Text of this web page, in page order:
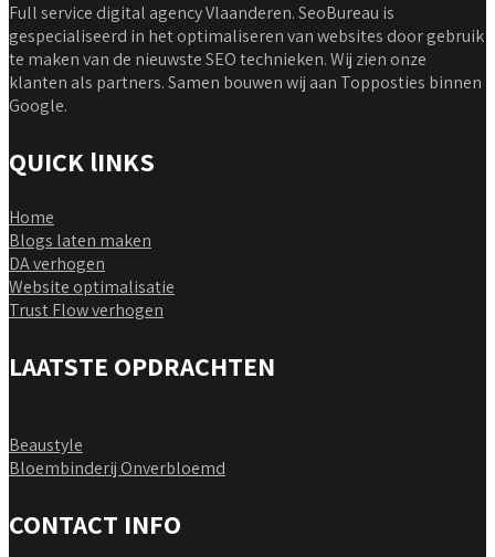
Full service digital agency Vlaanderen. SeoBureau is
gespecialiseerd in het optimaliseren van websites door gebruik
te maken van de nieuwste SEO technieken. Wij zien onze
klanten als partners. Samen bouwen wij aan Topposties binnen
Google.
QUICK lINKS
Home
Blogs laten maken
DA verhogen
Website optimalisatie
Trust Flow verhogen
LAATSTE OPDRACHTEN
Beaustyle
Bloembinderij Onverbloemd
CONTACT INFO